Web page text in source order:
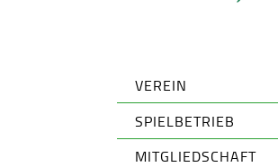
VEREIN
SPIELBETRIEB
MITGLIEDSCHAFT